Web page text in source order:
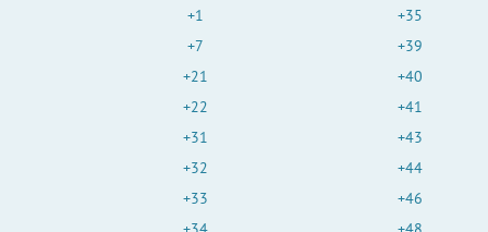
+1
+7
+21
+22
+31
+32
+33
+35
+39
+40
+41
+43
+44
+46